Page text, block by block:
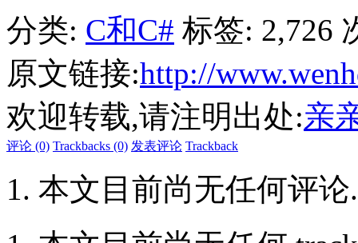
分类: C和C# 标签: 2,726
原文链接:http://
欢迎转载,请注明出处:亲
评论 (0) Trackbacks (0) 发表评论 Trackback
本文目前尚无任何评论.